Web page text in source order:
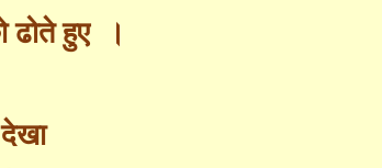
ढोते हुए
।